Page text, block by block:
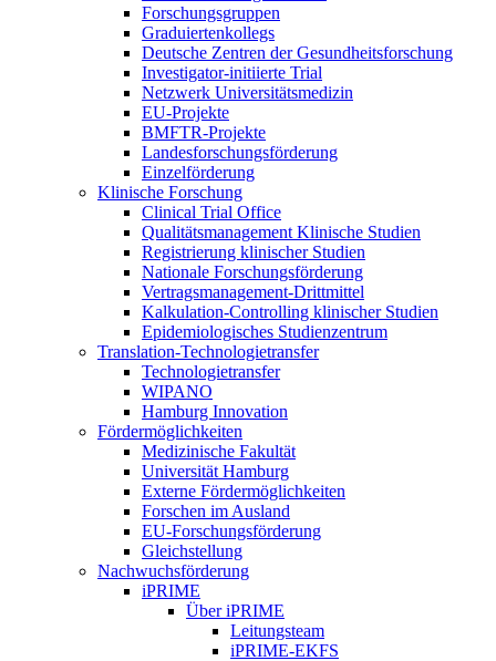
Forschungsgruppen
Graduiertenkollegs
Deutsche Zentren der Gesundheitsforschung
Investigator-initiierte Trial
Netzwerk Universitätsmedizin
EU-Projekte
BMFTR-Projekte
Landesforschungsförderung
Einzelförderung
Klinische Forschung
Clinical Trial Office
Qualitätsmanagement Klinische Studien
Registrierung klinischer Studien
Nationale Forschungsförderung
Vertragsmanagement-Drittmittel
Kalkulation-Controlling klinischer Studien
Epidemiologisches Studienzentrum
Translation-Technologietransfer
Technologietransfer
WIPANO
Hamburg Innovation
Fördermöglichkeiten
Medizinische Fakultät
Universität Hamburg
Externe Fördermöglichkeiten
Forschen im Ausland
EU-Forschungsförderung
Gleichstellung
Nachwuchsförderung
iPRIME
Über iPRIME
Leitungsteam
iPRIME-EKFS